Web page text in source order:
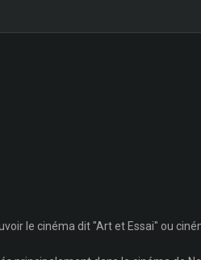
le cinéma dit "Art et Essai" ou